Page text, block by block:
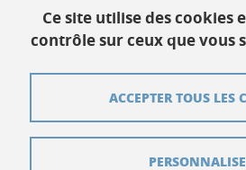
Bâtiment C Phitem
120 rue de la piscine
38400 Saint-Martin-d'Hères
Plan du site
Ce site utilise des cookies
contrôle sur ceux que vous
ACCEPTER TOUS LES